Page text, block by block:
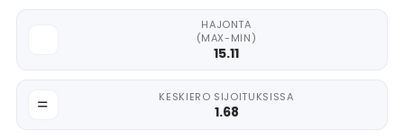
HAJONTA
(MAX-MIN)
15.11
KESKIERO SIJOITUKSISSA
1.68